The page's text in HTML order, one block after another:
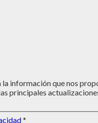
información que nos
principales
*